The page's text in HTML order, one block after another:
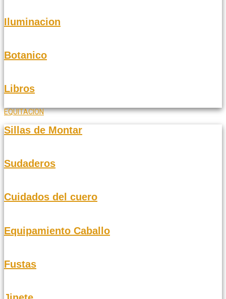
Iluminacion
Botanico
Libros
EQUITACION
Sillas de Montar
Sudaderos
Cuidados del cuero
Equipamiento Caballo
Fustas